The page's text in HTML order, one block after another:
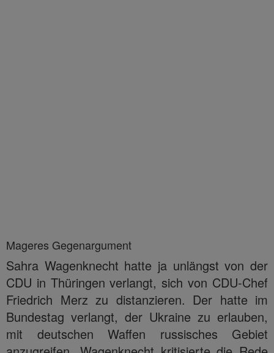
Mageres Gegenargument
Sahra Wagenknecht hatte ja unlängst von der
CDU in Thüringen verlangt, sich von CDU-Chef
Friedrich Merz zu distanzieren. Der hatte im
Bundestag verlangt, der Ukraine zu erlauben,
mit deutschen Waffen russisches Gebiet